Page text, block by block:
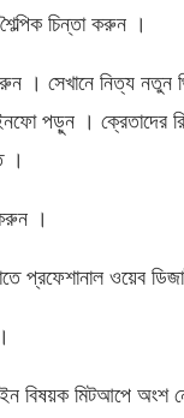
চিন্তা করুন ।
। সেখানে নিত্য
পড়ুন ।
।
।
ওয়েব
বিষয়ক মিটআপে অংশ